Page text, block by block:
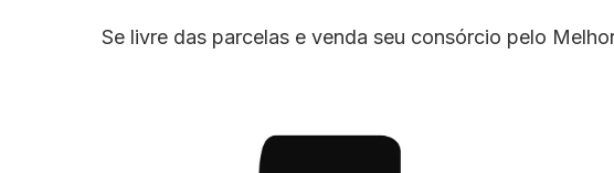
Se livre das parcelas e venda seu consórcio pelo